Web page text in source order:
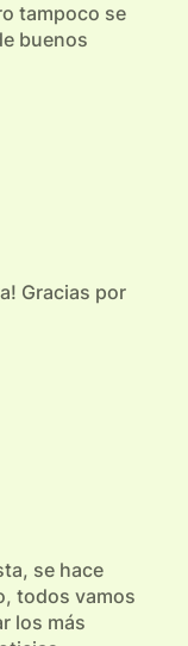
tampoco se
buenos
Gracias por
se hace
todos vamos
los más